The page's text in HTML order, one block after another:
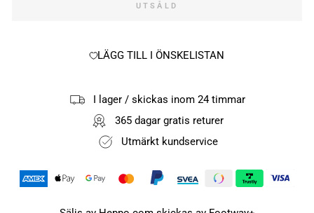
UTSÅLD
LÄGG TILL I ÖNSKELISTAN
I lager / skickas inom 24 timmar
365 dagar gratis returer
Utmärkt kundservice